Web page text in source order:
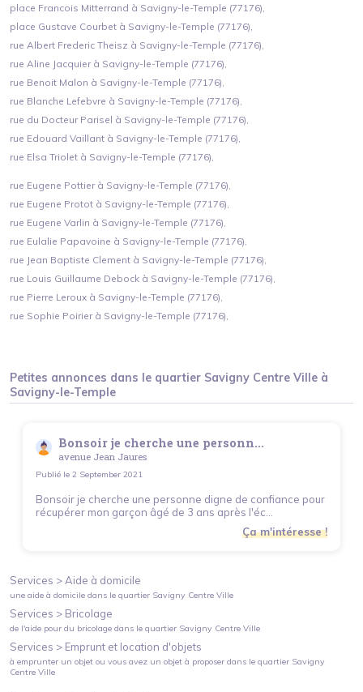
place Francois Mitterrand à Savigny-le-Temple (77176),
place Gustave Courbet à Savigny-le-Temple (77176),
rue Albert Frederic Theisz à Savigny-le-Temple (77176),
rue Aline Jacquier à Savigny-le-Temple (77176),
rue Benoit Malon à Savigny-le-Temple (77176),
rue Blanche Lefebvre à Savigny-le-Temple (77176),
rue du Docteur Parisel à Savigny-le-Temple (77176),
rue Edouard Vaillant à Savigny-le-Temple (77176),
rue Elsa Triolet à Savigny-le-Temple (77176),
rue Eugene Pottier à Savigny-le-Temple (77176),
rue Eugene Protot à Savigny-le-Temple (77176),
rue Eugene Varlin à Savigny-le-Temple (77176),
rue Eulalie Papavoine à Savigny-le-Temple (77176),
rue Jean Baptiste Clement à Savigny-le-Temple (77176),
rue Louis Guillaume Debock à Savigny-le-Temple (77176),
rue Pierre Leroux à Savigny-le-Temple (77176),
rue Sophie Poirier à Savigny-le-Temple (77176),
Petites annonces dans le quartier Savigny Centre Ville à
Savigny-le-Temple
Bonsoir je cherche une personn...
avenue Jean Jaures
Publié le 2 September 2021
Bonsoir je cherche une personne digne de confiance pour
récupérer mon garçon âgé de 3 ans après l'éc...
Ça m'intéresse !
Services > Aide à domicile
une aide à domicile dans le quartier Savigny Centre Ville
Services > Bricolage
de l'aide pour du bricolage dans le quartier Savigny Centre Ville
Services > Emprunt et location d'objets
à emprunter un objet ou vous avez un objet à proposer dans le quartier Savigny
Centre Ville